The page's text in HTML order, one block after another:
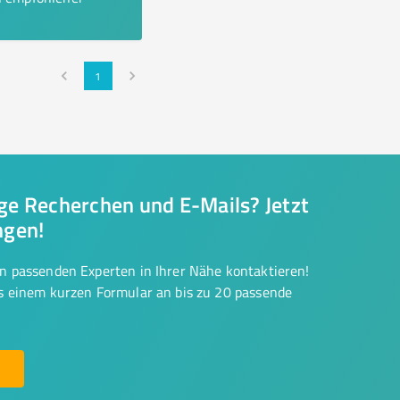
1
Recherchen und E-Mails? Jetzt
passenden Experten in Ihrer Nähe kontaktieren!
kurzen Formular an bis zu 20 passende